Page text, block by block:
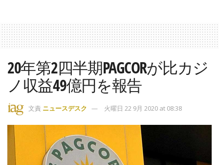
20年第2四半期PAGCORが比カジ
ノ収益49億円を報告
文責 ニュースデスク 火曜日 22 9月 2020 at 08:38